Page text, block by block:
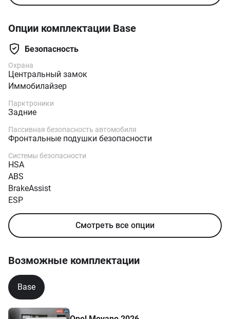
Опции комплектации Base
Безопасность
Охрана
Центральный замок
Иммобилайзер
Парктроники
Задние
Пассивная безопасность автомобиля
Фронтальные подушки безопасности
Системы безопасности
HSA
ABS
BrakeAssist
ESP
Смотреть все опции
Возможные комплектации
Base